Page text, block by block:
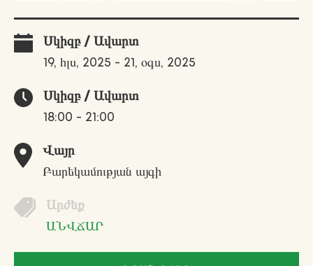
Սկիզբ / Ավարտ
19, հլս, 2025 - 21, օգս, 2025
Սկիզբ / Ավարտ
18:00 - 21:00
Վայր
Բարեկամության այգի
Արժեք
ԱՆՎՃԱՐ